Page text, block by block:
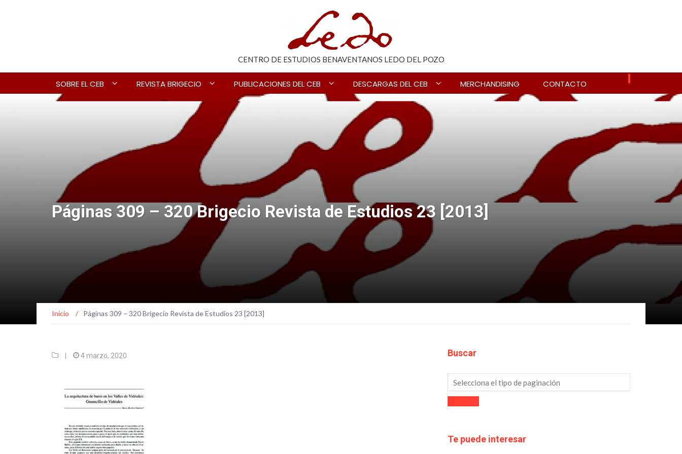
CENTRO DE ESTUDIOS BENAVENTANOS LEDO DEL POZO
SOBRE EL CEB REVISTA BRIGECIO PUBLICACIONES DEL CEB DESCARGAS DEL CEB MERCHANDISING CONTACTO
Páginas 309 – 320 Brigecio Revista de Estudios 23 [2013]
Inicio / Páginas 309 – 320 Brigecio Revista de Estudios 23 [2013]
4 marzo, 2020 Buscar
Te puede interesar